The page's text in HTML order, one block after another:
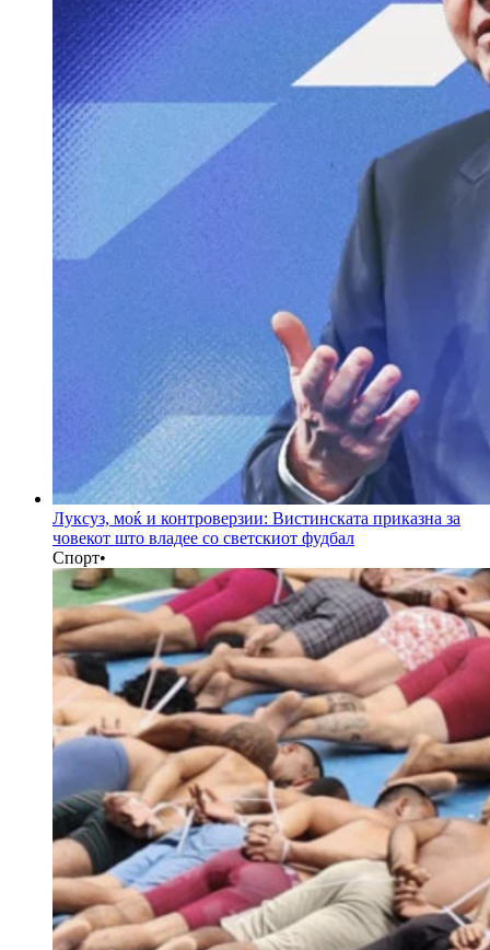
Луксуз, моќ и контроверзии: Вистинската приказна за
човекот што владее со светскиот фудбал
Спорт•